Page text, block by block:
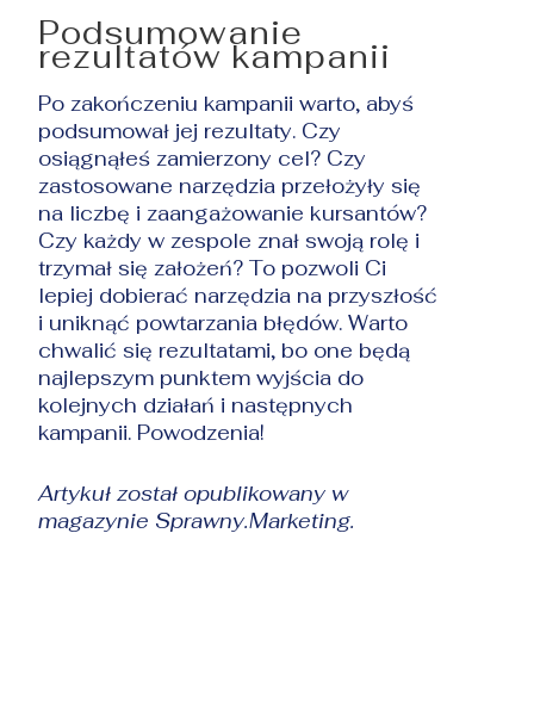
Podsumowanie
rezultatów kampanii
Po zakończeniu kampanii warto, abyś
podsumował jej rezultaty. Czy
osiągnąłeś zamierzony cel? Czy
zastosowane narzędzia przełożyły się
na liczbę i zaangażowanie kursantów?
Czy każdy w zespole znał swoją rolę i
trzymał się założeń? To pozwoli Ci
lepiej dobierać narzędzia na przyszłość
i uniknąć powtarzania błędów. Warto
chwalić się rezultatami, bo one będą
najlepszym punktem wyjścia do
kolejnych działań i następnych
kampanii. Powodzenia!
Artykuł został opublikowany w
magazynie Sprawny.Marketing.